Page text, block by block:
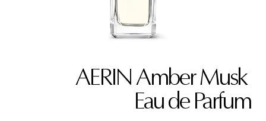
AERIN Amber Musk ‎
Eau de Parfum